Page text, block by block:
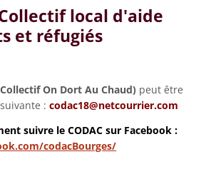
Collectif local d'aide
et réfugiés
On Dort Au Chaud) peut être
suivante :codac18@netcourrier.com
suivre le CODAC sur Facebook :
codacBourges/